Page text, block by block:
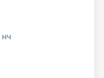
нч